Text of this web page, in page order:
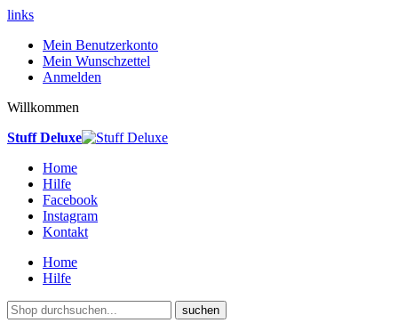
links
Mein Benutzerkonto
Mein Wunschzettel
Anmelden
Willkommen
Stuff Deluxe
Home
Hilfe
Facebook
Instagram
Kontakt
Home
Hilfe
suchen